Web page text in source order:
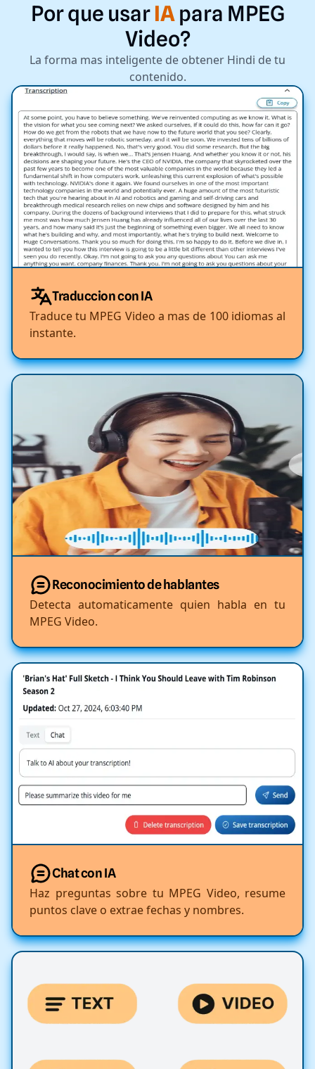
Porque usar IA para MPEG
Video?
La forma mas inteligente de obtener Hindi de tu
contenido.
Traduccion con IA
Traduce tu MPEG Video a mas de 100 idiomas al
instante.
Reconocimiento de hablantes
Detecta automaticamente quien habla en tu
MPEG Video.
Chat con IA
Haz preguntas sobre tu MPEG Video, resume
puntos clave o extrae fechas y nombres.